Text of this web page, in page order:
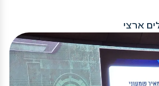
ארצי